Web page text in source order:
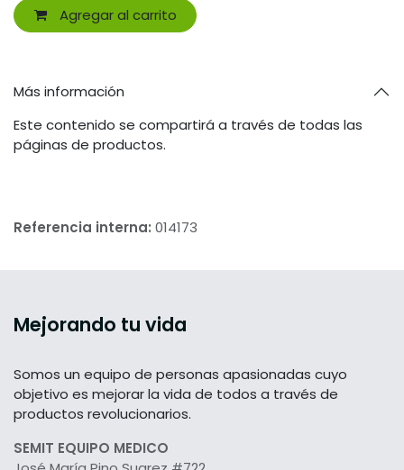
Agregar al carrito
Más información
Este contenido se compartirá a través de todas las
páginas de productos.
Referencia interna: 014173
Mejorando tu vida
Somos un equipo de personas apasionadas cuyo
objetivo es mejorar la vida de todos a través de
productos revolucionarios.
SEMIT EQUIPO MEDICO